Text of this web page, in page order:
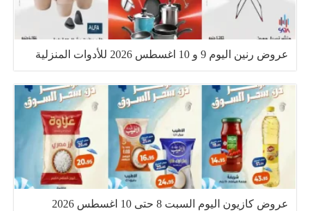
عروض رنين اليوم 9 و 10 اغسطس 2026 للأدوات المنزلية
عروض كازيون اليوم السبت 8 حتى 10 اغسطس 2026